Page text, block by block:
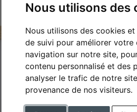
Nous utilisons des
Nous utilisons des cookies
de suivi pour améliorer votre
navigation sur notre site,
contenu personnalisé et des
analyser le trafic de notre
provenance de nos visiteurs.